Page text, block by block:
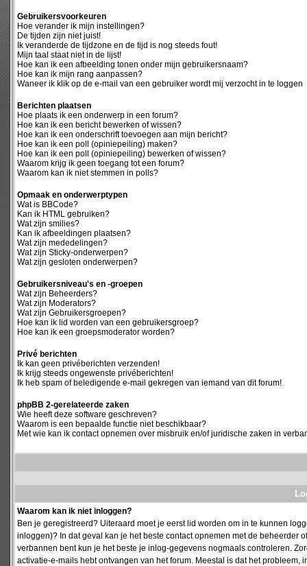
Gebruikersvoorkeuren
Hoe verander ik mijn instellingen?
De tijden zijn niet juist!
Ik veranderde de tijdzone en de tijd is nog steeds fout!
Mijn taal staat niet in de lijst!
Hoe kan ik een afbeelding tonen onder mijn gebruikersnaam?
Hoe kan ik mijn rang aanpassen?
Waneer ik klik op de e-mail van een gebruiker wordt mij verzocht in te loggen
Berichten plaatsen
Hoe plaats ik een onderwerp in een forum?
Hoe kan ik een bericht bewerken of wissen?
Hoe kan ik een onderschrift toevoegen aan mijn bericht?
Hoe kan ik een poll (opiniepeiling) maken?
Hoe kan ik een poll (opiniepeiling) bewerken of wissen?
Waarom krijg ik geen toegang tot een forum?
Waarom kan ik niet stemmen in polls?
Opmaak en onderwerptypen
Wat is BBCode?
Kan ik HTML gebruiken?
Wat zijn smilies?
Kan ik afbeeldingen plaatsen?
Wat zijn mededelingen?
Wat zijn Sticky-onderwerpen?
Wat zijn gesloten onderwerpen?
Gebruikersniveau's en -groepen
Wat zijn Beheerders?
Wat zijn Moderators?
Wat zijn Gebruikersgroepen?
Hoe kan ik lid worden van een gebruikersgroep?
Hoe kan ik een groepsmoderator worden?
Privé berichten
Ik kan geen privéberichten verzenden!
Ik krijg steeds ongewenste privéberichten!
Ik heb spam of beledigende e-mail gekregen van iemand van dit forum!
phpBB 2-gerelateerde zaken
Wie heeft deze software geschreven?
Waarom is een bepaalde functie niet beschikbaar?
Met wie kan ik contact opnemen over misbruik en/of juridische zaken in
Waarom kan ik niet inloggen?
Ben je geregistreerd? Uiteraard moet je eerst lid worden om in te kunnen
inloggen)? In dat geval kan je het beste contact opnemen met de beheerder
verbannen bent kun je het beste je inlog-gegevens nogmaals controleren.
activatie-e-mails hebt ontvangen van het forum. Meestal is dat het